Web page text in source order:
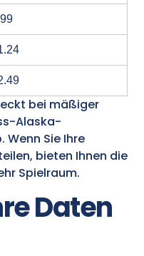
bei mäßiger
Alaska-
Sie Ihre
bieten Ihnen die
Spielraum.
Daten